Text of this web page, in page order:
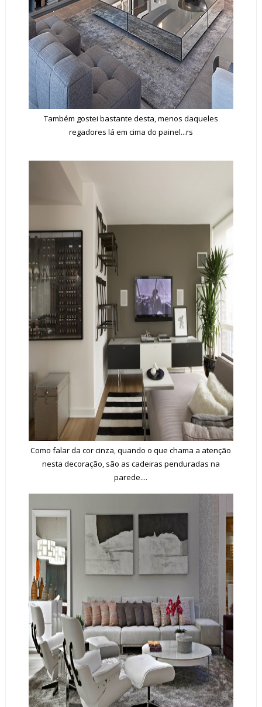
Também gostei bastante desta, menos daqueles
regadores lá em cima do painel...rs
Como falar da cor cinza, quando o que chama a atenção
nesta decoração, são as cadeiras penduradas na
parede....